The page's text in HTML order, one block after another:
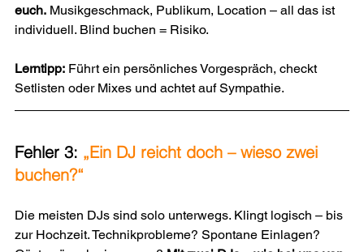
euch. Musikgeschmack, Publikum, Location – all das ist
individuell. Blind buchen = Risiko.
Lerntipp: Führt ein persönliches Vorgespräch, checkt
Setlisten oder Mixes und achtet auf Sympathie.
Fehler 3: „Ein DJ reicht doch – wieso zwei
buchen?“
Die meisten DJs sind solo unterwegs. Klingt logisch – bis
zur Hochzeit. Technikprobleme? Spontane Einlagen?